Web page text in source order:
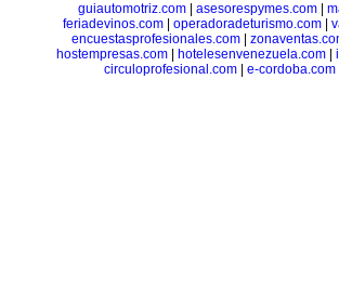
guiautomotriz.com
asesorespymes.com
feriadevinos.com
operadoradeturismo.com
encuestasprofesionales.com
hostempresas.com
hotelesenvenezuela.com
circuloprofesional.com| e-cordoba.com